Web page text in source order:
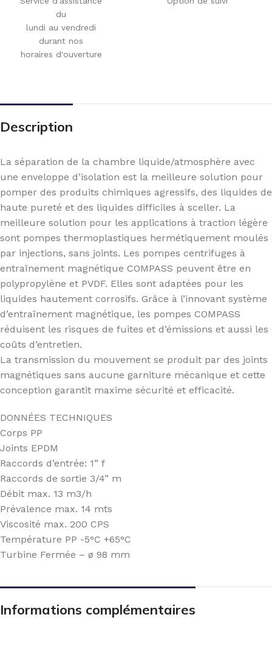
du
lundi au vendredi
durant nos
horaires d'ouverture
Description
La séparation de la chambre liquide/atmosphère avec
une enveloppe d’isolation est la meilleure solution pour
pomper des produits chimiques agressifs, des liquides de
haute pureté et des liquides difficiles à sceller. La
meilleure solution pour les applications à traction légère
sont pompes thermoplastiques hermétiquement moulés
par injections, sans joints. Les pompes centrifuges à
entraînement magnétique COMPASS peuvent être en
polypropylène et PVDF. Elles sont adaptées pour les
liquides hautement corrosifs. Grâce à l’innovant système
d’entraînement magnétique, les pompes COMPASS
réduisent les risques de fuites et d’émissions et aussi les
coûts d’entretien.
La transmission du mouvement se produit par des joints
magnétiques sans aucune garniture mécanique et cette
conception garantit maxime sécurité et efficacité.
DONNÉES TECHNIQUES
Corps PP
Joints EPDM
Raccords d’entrée: 1” f
Raccords de sortie 3/4” m
Débit max. 13 m3/h
Prévalence max. 14 mts
Viscosité max. 200 CPS
Température PP -5°C +65°C
Turbine Fermée – ø 98 mm
Informations complémentaires